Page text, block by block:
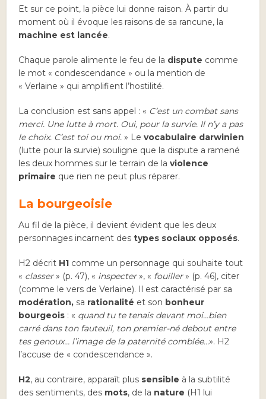
Et sur ce point, la pièce lui donne raison. À partir du
moment où il évoque les raisons de sa rancune, la
machine est lancée.
Chaque parole alimente le feu de la dispute comme
le mot « condescendance » ou la mention de
« Verlaine » qui amplifient l’hostilité.
La conclusion est sans appel : « C’est un combat sans
merci. Une lutte à mort. Oui, pour la survie. Il n’y a pas
le choix. C’est toi ou moi.» Levocabulaire darwinien
(lutte pour la survie) souligne que la dispute a ramené
les deux hommes sur le terrain de laviolence
primaire que rien ne peut plus réparer.
La bourgeoisie
Au fil de la pièce, il devient évident que les deux
personnages incarnent destypes sociaux opposés.
H2 décrit H1 comme un personnage qui souhaite tout
« classer» (p. 47), « inspecter», « fouiller» (p. 46), citer
(comme le vers de Verlaine). Il est caractérisé par sa
modération, sa rationalité et son bonheur
bourgeois : « quand tu te tenais devant moi…bien
carré dans ton fauteuil, ton premier-né debout entre
tes genoux… l’image de la paternité comblée…». H2
l’accuse de « condescendance ».
H2, au contraire, apparaît plus sensible à la subtilité
des sentiments, des mots, de la nature (H1 lui